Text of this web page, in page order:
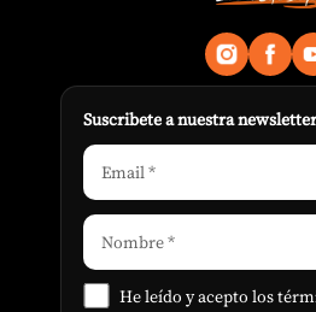
Suscribete a nuestra
He leído y acepto los